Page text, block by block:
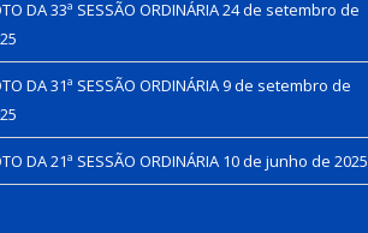
DA 33ª SESSÃO ORDINÁRIA24 de setembro de
DA 31ª SESSÃO ORDINÁRIA9 de setembro de
DA 21ª SESSÃO ORDINÁRIA 10 de junho de 2025